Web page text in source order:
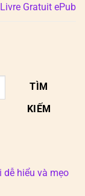
Livre Gratuit ePub
TÌM
KIẾM
dễ hiểu và mẹo